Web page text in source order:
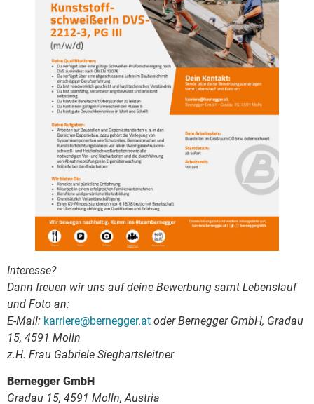
Interesse?
Dann freuen wir uns auf deine Bewerbung samt Lebenslauf
und Foto an:
E-Mail: karriere@bernegger.at oder Bernegger GmbH, Gradau
15, 4591 Molln
z.H. Frau Gabriele Sieghartsleitner
Bernegger GmbH
Gradau 15, 4591 Molln, Austria